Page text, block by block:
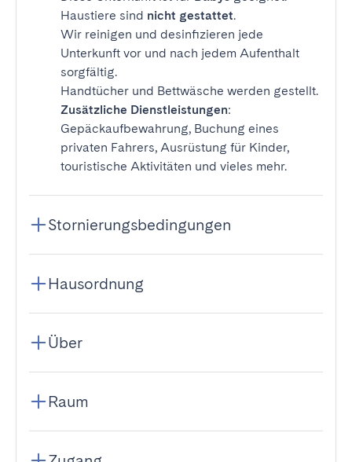
Haustiere sind nicht gestattet.
Wir reinigen und desinfizieren jede
Unterkunft vor und nach jedem Aufenthalt
sorgfältig.
Handtücher und Bettwäsche werden gestellt.
Zusätzliche Dienstleistungen:
Gepäckaufbewahrung, Buchung eines
privaten Fahrers, Ausrüstung für Kinder,
touristische Aktivitäten und vieles mehr.
Stornierungsbedingungen
Hausordnung
Über
Raum